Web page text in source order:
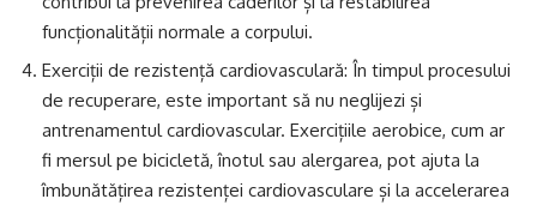
funcționalității normale a corpului.
Exerciții de rezistență cardiovasculară: În timpul procesului
de recuperare, este important să nu neglijezi și
antrenamentul cardiovascular. Exercițiile aerobice, cum ar
fi mersul pe bicicletă, înotul sau alergarea, pot ajuta la
îmbunătățirea rezistenței cardiovasculare și la accelerarea